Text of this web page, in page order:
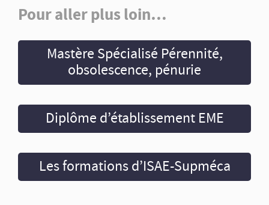
Pour aller plus loin…
Mastère Spécialisé Pérennité,
obsolescence, pénurie
Diplôme d’établissement EME
Les formations d’ISAE-Supméca